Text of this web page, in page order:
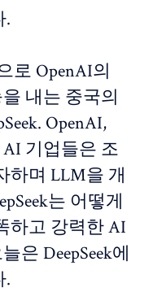
.
로 OpenAI의
내는 중국의
OpenAI,
기업들은 조
하며 LLM을 개
는 어떻게
하고 강력한 AI
은 DeepSeek에
.